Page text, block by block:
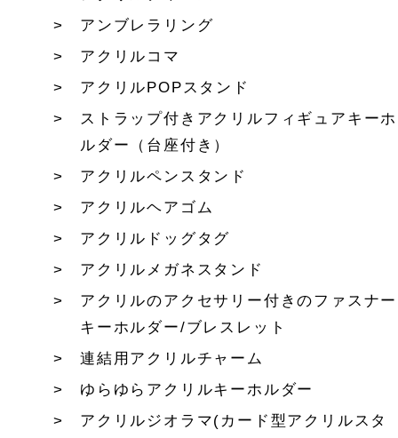
アンブレラリング
アクリルコマ
アクリルPOPスタンド
ストラップ付きアクリルフィギュアキーホ
ルダー（台座付き）
アクリルペンスタンド
アクリルヘアゴム
アクリルドッグタグ
アクリルメガネスタンド
アクリルのアクセサリー付きのファスナー
キーホルダー/ブレスレット
連結用アクリルチャーム
ゆらゆらアクリルキーホルダー
アクリルジオラマ(カード型アクリルスタ